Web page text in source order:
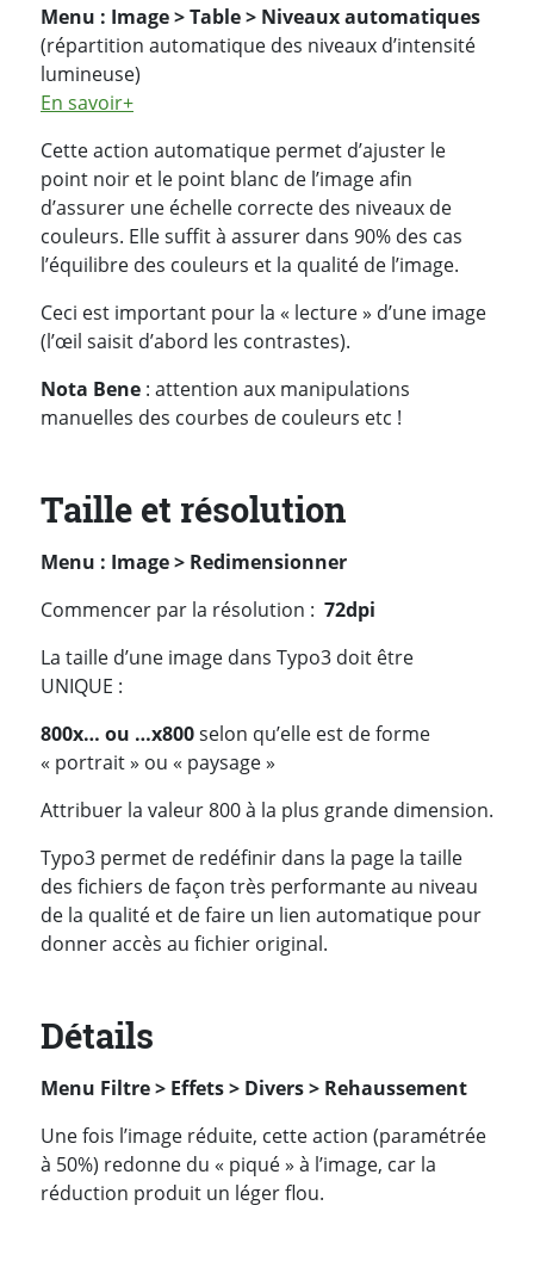
Menu : Image > Table > Niveaux automatiques
(répartition automatique des niveaux d’intensité
lumineuse)
En savoir+
Cette action automatique permet d’ajuster le
point noir et le point blanc de l’image afin
d’assurer une échelle correcte des niveaux de
couleurs. Elle suffit à assurer dans 90% des cas
l’équilibre des couleurs et la qualité de l’image.
Ceci est important pour la « lecture » d’une image
(l’œil saisit d’abord les contrastes).
Nota Bene : attention aux manipulations
manuelles des courbes de couleurs etc !
Taille et résolution
Menu : Image > Redimensionner
Commencer par la résolution : 72dpi
La taille d’une image dans Typo3 doit être
UNIQUE :
800x… ou …x800selon qu’elle est de forme
« portrait » ou « paysage »
Attribuer la valeur 800 à la plus grande dimension.
Typo3 permet de redéfinir dans la page la taille
des fichiers de façon très performante au niveau
de la qualité et de faire un lien automatique pour
donner accès au fichier original.
Détails
Menu Filtre > Effets > Divers > Rehaussement
Une fois l’image réduite, cette action (paramétrée
à 50%) redonne du « piqué » à l’image, car la
réduction produit un léger flou.